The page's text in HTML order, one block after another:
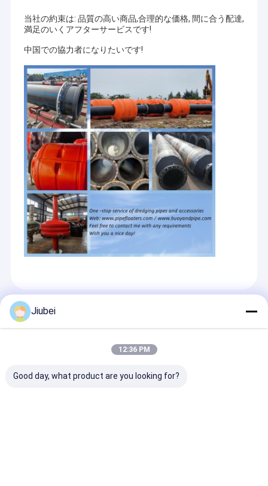
当社の約束は: 品質の高い商品,合理的な価格, 間に合う配達,
満足のいくアフターサービスです!
中国での協力者になりたいです!
推奨する製品
Jiubei
12:36 PM
Good day, what product are you looking for?